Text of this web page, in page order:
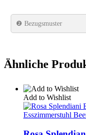
❷ Bezugsmuster
Ähnliche
Add to Wishlist
Esszimmerstuhl